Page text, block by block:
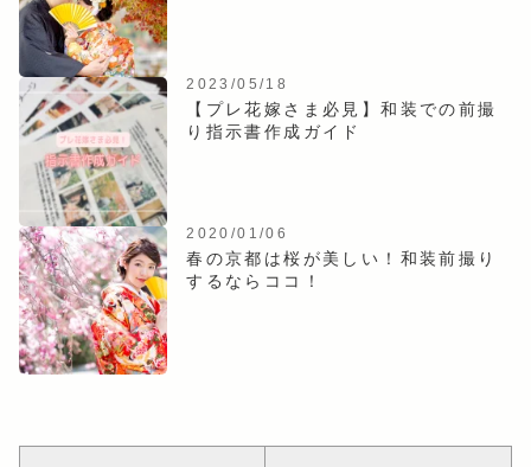
2023/05/18
【プレ花嫁さま必見】和装での前撮
り指示書作成ガイド
2020/01/06
春の京都は桜が美しい！和装前撮り
するならココ！